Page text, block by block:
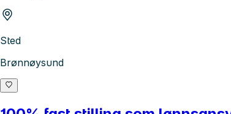
Sted
Brønnøysund